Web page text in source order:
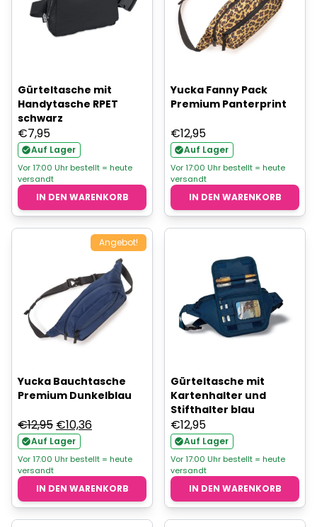
Gürteltasche mit
Handytasche RPET
schwarz
€7,95
Auf Lager
Vor 17:00 Uhr bestellt = heute
versandt
IN DEN WARENKORB
Yucka Fanny Pack
Premium Panterprint
€12,95
Auf Lager
Vor 17:00 Uhr bestellt = heute
versandt
IN DEN WARENKORB
Angebot!
Yucka Bauchtasche
Premium Dunkelblau
€12,95 Ursprünglicher
Preis
war:
€12,95
€10,36Aktueller
ist:
€10,36.
Auf Lager
Vor 17:00 Uhr bestellt = heute
versandt
IN DEN WARENKORB
Gürteltasche mit
Kartenhalter und
Stifthalter blau
€12,95
Auf Lager
Vor 17:00 Uhr bestellt = heute
versandt
IN DEN WARENKORB